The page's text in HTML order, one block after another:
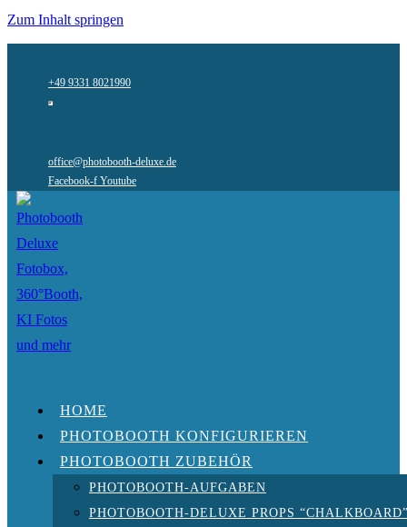
Zum Inhalt springen
+49 9331 8021990
office@photobooth-deluxe.de
Facebook-f Youtube
HOME
PHOTOBOOTH KONFIGURIEREN
PHOTOBOOTH ZUBEHÖR
PHOTOBOOTH-AUFGABEN
PHOTOBOOTH-DELUXE PROPS